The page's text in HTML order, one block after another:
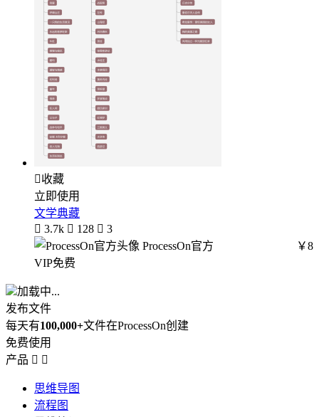
收藏
立即使用
文学典藏
 3.7k  128  3
ProcessOn官方
￥8
VIP免费
加载中...
发布文件
每天有100,000+文件在ProcessOn创建
免费使用
产品  
思维导图
流程图